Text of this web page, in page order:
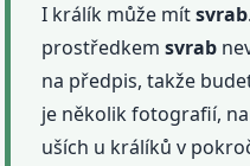
I králík může mítsvrab
prostředkemsvrab
na předpis, takže
je několik fotografií,
uších u králíků v